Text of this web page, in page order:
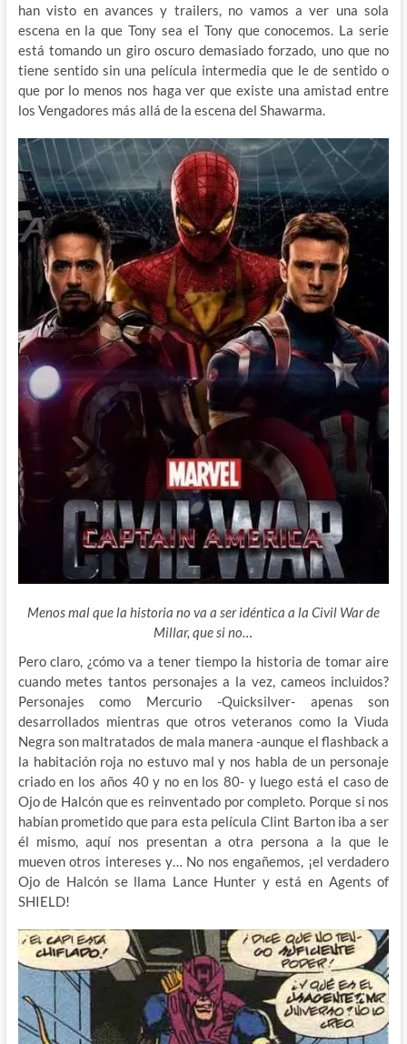
han visto en avances y trailers, no vamos a ver una sola
escena en la que Tony sea el Tony que conocemos. La serie
está tomando un giro oscuro demasiado forzado, uno que no
tiene sentido sin una película intermedia que le de sentido o
que por lo menos nos haga ver que existe una amistad entre
los Vengadores más allá de la escena del Shawarma.
Menos mal que la historia no va a ser idéntica a la Civil War de
Millar, que si no…
Pero claro, ¿cómo va a tener tiempo la historia de tomar aire
cuando metes tantos personajes a la vez, cameos incluidos?
Personajes como Mercurio -Quicksilver- apenas son
desarrollados mientras que otros veteranos como la Viuda
Negra son maltratados de mala manera -aunque el flashback a
la habitación roja no estuvo mal y nos habla de un personaje
criado en los años 40 y no en los 80- y luego está el caso de
Ojo de Halcón que es reinventado por completo. Porque si nos
habían prometido que para esta película Clint Barton iba a ser
él mismo, aquí nos presentan a otra persona a la que le
mueven otros intereses y… No nos engañemos, ¡el verdadero
Ojo de Halcón se llama Lance Hunter y está en Agents of
SHIELD!